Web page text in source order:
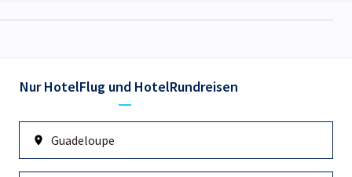
Nur HotelFlug und HotelRundreisen